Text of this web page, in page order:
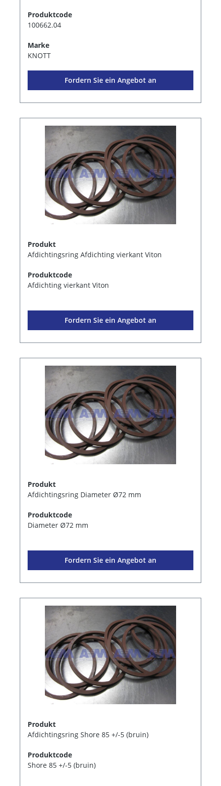
Produktcode
100662.04
Marke
KNOTT
Fordern Sie ein Angebot an
Produkt
Afdichtingsring Afdichting vierkant Viton
Produktcode
Afdichting vierkant Viton
Fordern Sie ein Angebot an
Produkt
Afdichtingsring Diameter Ø72 mm
Produktcode
Diameter Ø72 mm
Fordern Sie ein Angebot an
Produkt
Afdichtingsring Shore 85 +/-5 (bruin)
Produktcode
Shore 85 +/-5 (bruin)